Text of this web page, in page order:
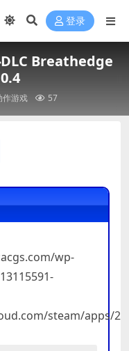
登录
DLC Breathedge
作游戏 57
wp-
steam/apps/